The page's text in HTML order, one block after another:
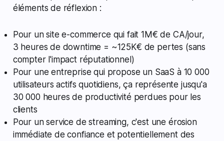
éléments de réflexion :
Pour un site e-commerce qui fait 1M€ de CA/jour,
3 heures de downtime = ~125K€ de pertes (sans
compter l'impact réputationnel)
Pour une entreprise qui propose un SaaS à 10 000
utilisateurs actifs quotidiens, ça représente jusqu'a
30 000 heures de productivité perdues pour les
clients
Pour un service de streaming, c'est une érosion
immédiate de confiance et potentiellement des